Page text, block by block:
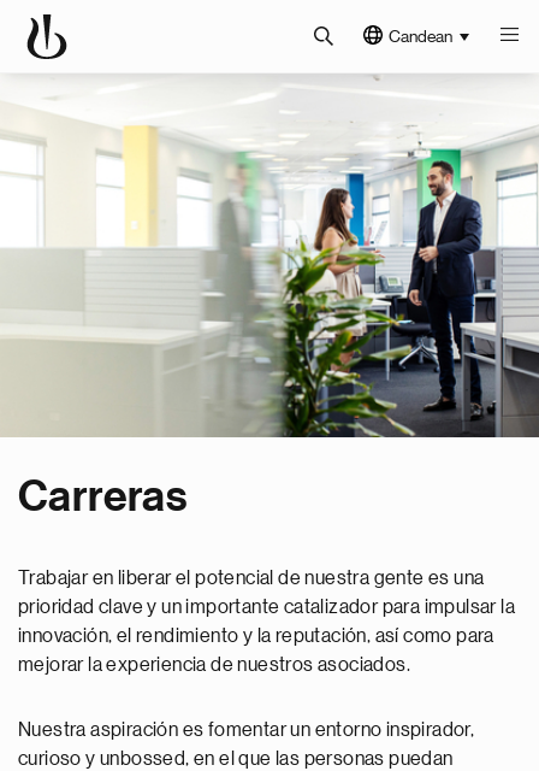
Candean
Carreras
Trabajar en liberar el potencial de nuestra gente es una
prioridad clave y un importante catalizador para impulsar la
innovación, el rendimiento y la reputación, así como para
mejorar la experiencia de nuestros asociados.
Nuestra aspiración es fomentar un entorno inspirador,
curioso y unbossed, en el que las personas puedan